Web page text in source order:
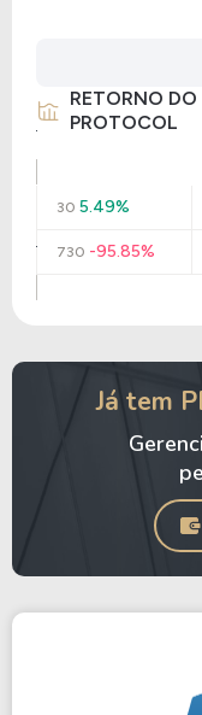
RETORNO
PROTOCOL
30 5.49%
730 -95.85%
Já tem